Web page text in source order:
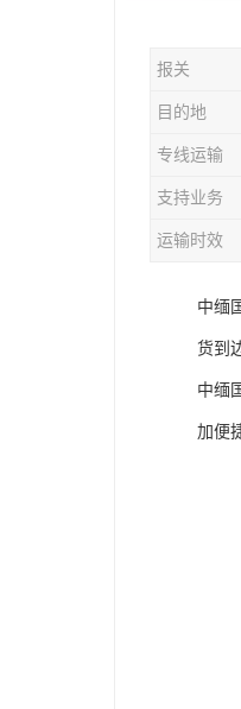
报关
目的地
专线运输
支持业务
运输时效
中缅
货到
中缅
加便